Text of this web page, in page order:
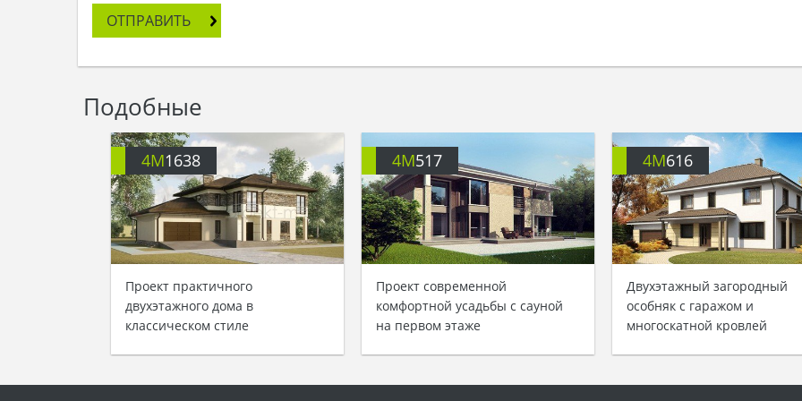
ОТПРАВИТЬ
Подобные
4M1638
Проект практичного
двухэтажного дома в
классическом стиле
4M517
Проект современной
комфортной усадьбы с сауной
на первом этаже
4M616
Двухэтажный загородный
особняк с гаражом и
многоскатной кровлей